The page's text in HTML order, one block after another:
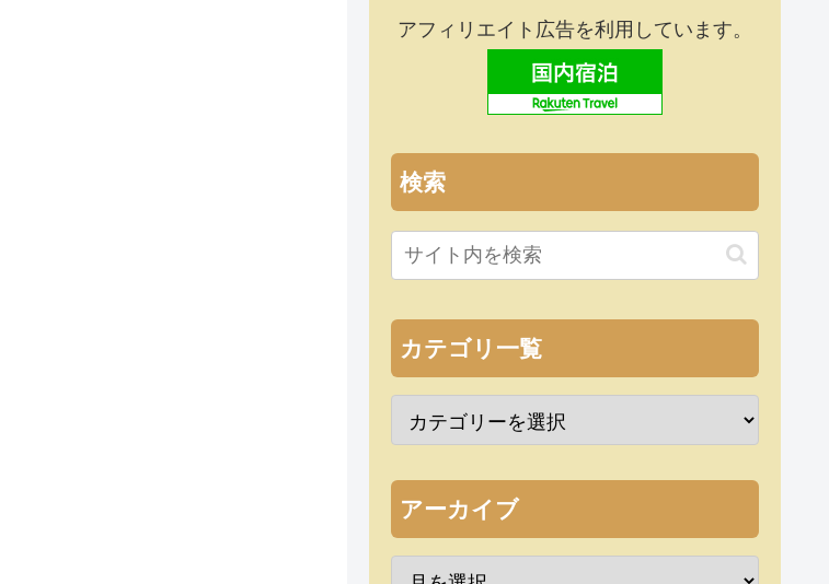
アフィリエイト広告を利用しています。
検索
カテゴリ一覧
アーカイブ